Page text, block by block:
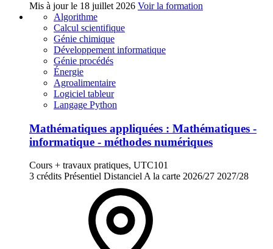
Mis à jour le 18 juillet 2026 Voir la formation
Algorithme
Calcul scientifique
Génie chimique
Développement informatique
Génie procédés
Énergie
Agroalimentaire
Logiciel tableur
Langage Python
Mathématiques appliquées : Mathématiques -
informatique - méthodes numériques
Cours + travaux pratiques, UTC101
3 crédits Présentiel DistancielA la carte 2026/27 2027/28